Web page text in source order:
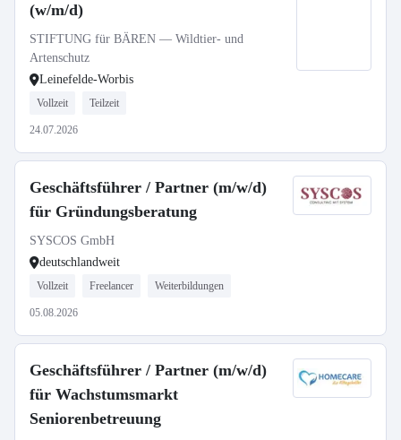
(w/m/d)
STIFTUNG für BÄREN — Wildtier- und
Artenschutz
Leinefelde-Worbis
Vollzeit Teilzeit
24.07.2026
Geschäftsführer / Partner (m/w/d)
für Gründungsberatung
SYSCOS GmbH
deutschlandweit
Vollzeit Freelancer Weiterbildungen
05.08.2026
Geschäftsführer / Partner (m/w/d)
für Wachstumsmarkt
Seniorenbetreuung